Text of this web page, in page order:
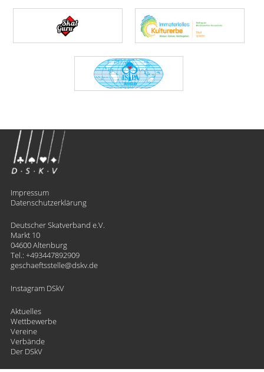
Impressum
Datenschutzerklärung
Deutscher Skatverband e.V.
Markt 10
04600 Altenburg
Tel.: +493447892909
geschaeftsstelle
​dskv.de
Instagram DSkV
Aktuelles
Wettbewerbe
Vereine
Verbände
Der DSkV